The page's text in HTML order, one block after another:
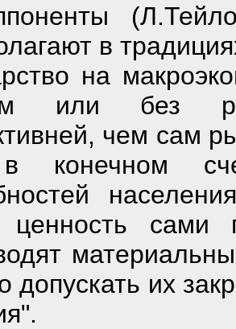
в
на
или без
чем сам
конечном
ценность
допускать их